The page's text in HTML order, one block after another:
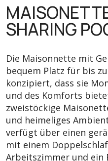
SHARING
Die Maisonnette mit
bequem Platz für bis
konzipiert, dass sie
und des Komforts
zweistöckige
und heimeliges
verfügt über einen
mit einem
Arbeitszimmer und ein